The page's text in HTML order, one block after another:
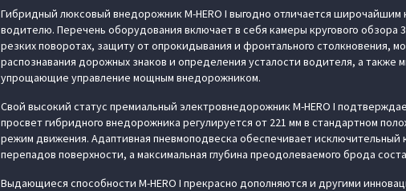
Гибридный люксовый внедорожник M‑HERO I выгодно отличается
водителю. Перечень оборудования включает в себя камеры кругового обзора
резких поворотах, защиту от опрокидывания и фронтального столкновения,
распознавания дорожных знаков и определения усталости водителя, а также
упрощающие управление мощным внедорожником.
Свой высокий статус премиальный электровнедорожник M‑HERO I
просвет гибридного внедорожника регулируется от 221 мм в стандартном
режим движения. Адаптивная пневмоподвеска обеспечивает
перепадов поверхности, а максимальная глубина преодолеваемого брода
Выдающиеся способности M‑HERO I прекрасно дополняются и другими